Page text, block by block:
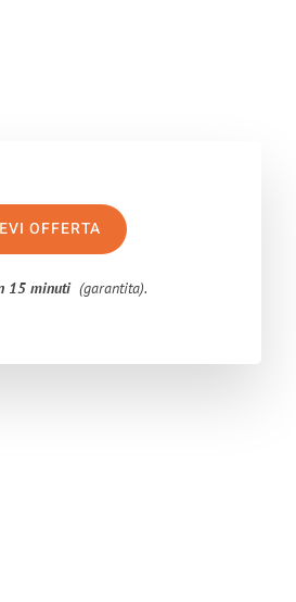
OFFERTA
15 minuti (garantita).